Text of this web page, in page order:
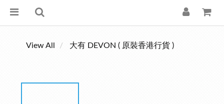
View All 大有 DEVON ( 原裝香港行貨 )